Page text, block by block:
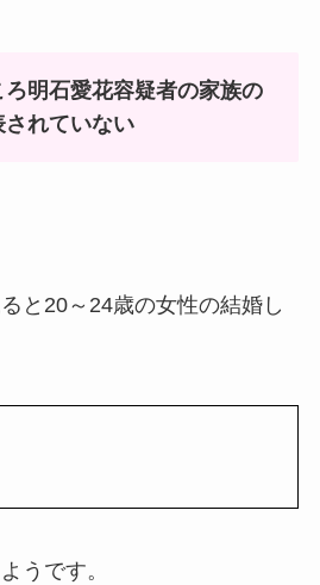
明石愛花容疑者の家族の
れていない
と20～24歳の女性の結婚し
うです。